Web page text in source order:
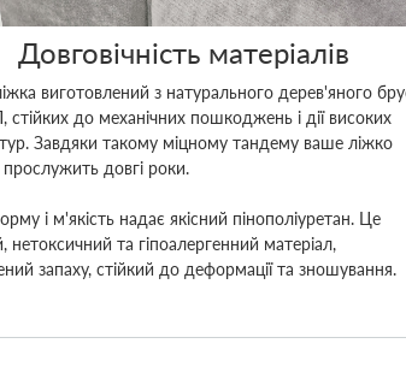
Довговічність матеріалів
виготовлений з натурального дерев'яного
до механічних пошкоджень і дії високих
Завдяки такому міцному тандему ваше ліжко
довгі роки.
і м'якість надає якісний пінополіуретан. Це
нетоксичний та гіпоалергенний матеріал,
запаху, стійкий до деформації та зношування.